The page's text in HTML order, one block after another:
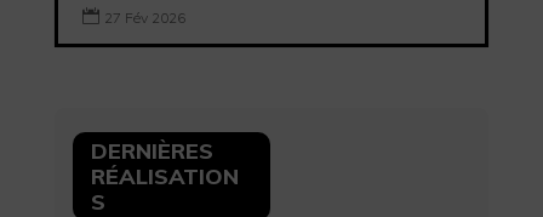
 27 Fév 2026
DERNIÈRES
RÉALISATION
S